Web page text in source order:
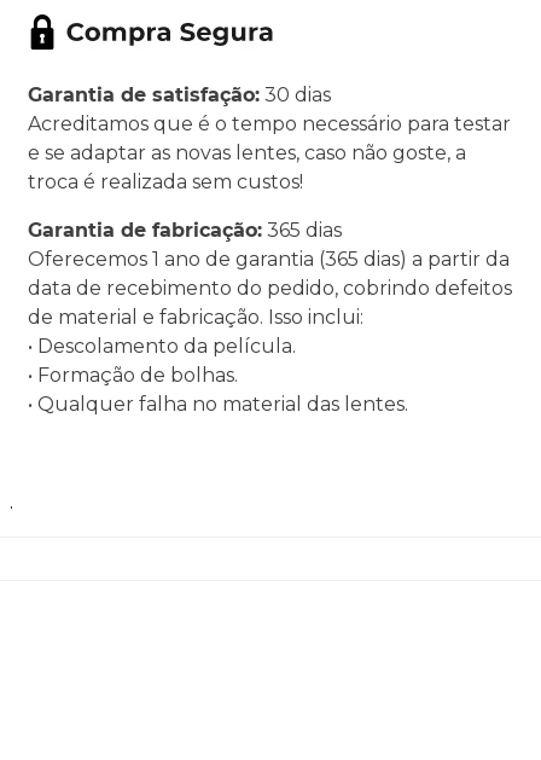
Garantia de satisfação: 30 dias
Acreditamos que é o tempo necessário para testar
e se adaptar as novas lentes, caso não goste, a
troca é realizada sem custos!
Garantia de fabricação: 365 dias
Oferecemos 1 ano de garantia (365 dias) a partir da
data de recebimento do pedido, cobrindo defeitos
de material e fabricação. Isso inclui:
• Descolamento da película.
• Formação de bolhas.
• Qualquer falha no material das lentes.
.